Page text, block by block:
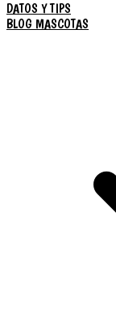
DATOS Y TIPS
BLOG MASCOTAS